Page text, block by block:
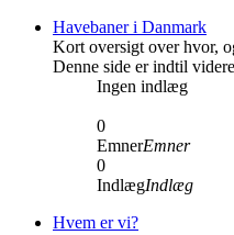
Havebaner i Danmark
Kort oversigt over hvor,
Denne side er indtil
Ingen indlæg
0
EmnerEmner
0
IndlægIndlæg
Hvem er vi?